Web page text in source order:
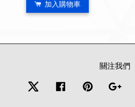
加入購物車
關注我們
Twitter Facebook Pinterest